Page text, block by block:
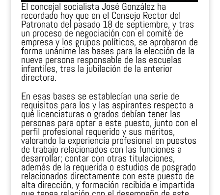
El concejal socialista José González ha
recordado hoy que en el Consejo Rector del
Patronato del pasado 18 de septiembre, y tras
un proceso de negociación con el comité de
empresa y los grupos políticos, se aprobaron de
forma unánime las bases para la elección de la
nueva persona responsable de las escuelas
infantiles, tras la jubilación de la anterior
directora.
En esas bases se establecían una serie de
requisitos para los y las aspirantes respecto a
qué licenciaturas o grados debían tener las
personas para optar a este puesto, junto con el
perfil profesional requerido y sus méritos,
valorando la experiencia profesional en puestos
de trabajo relacionados con las funciones a
desarrollar; contar con otras titulaciones,
además de la requerida o estudios de posgrado
relacionados directamente con este puesto de
alta dirección, y formación recibida e impartida